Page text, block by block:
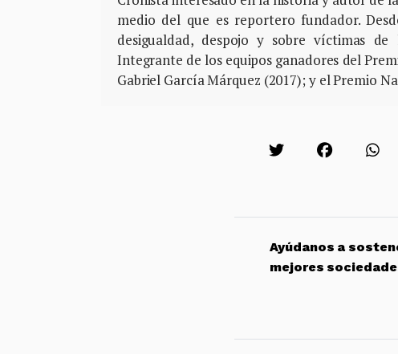
medio del que es reportero fundador.
desigualdad, despojo y sobre víctimas
Integrante de los equipos ganadores del
Gabriel García Márquez (2017); y el Premio
Ayúdanos a
mejores